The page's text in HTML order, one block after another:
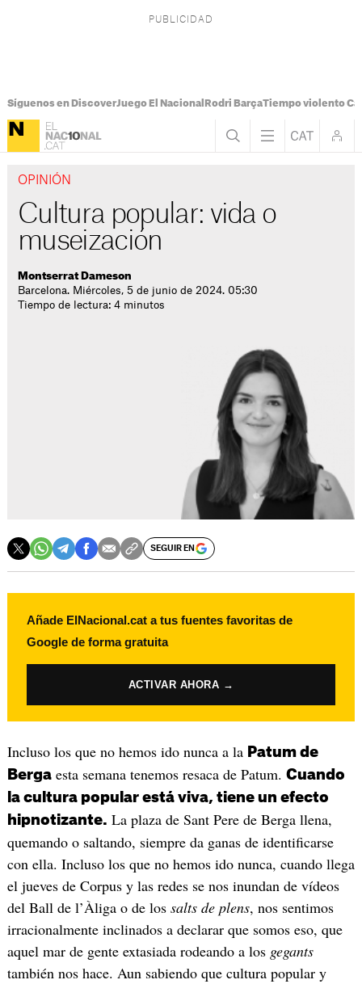
Síguenos en DiscoverJuego El Nacional Rodri BarçaTiempo violento
OPINIÓN
Cultura popular: vida o
museización
Montserrat Dameson
Barcelona. Miércoles, 5 de junio de 2024. 05:30
Tiempo de lectura: 4 minutos
SEGUIR EN
Añade ElNacional.cat a tus fuentes favoritas de
Google de forma gratuita
ACTIVAR AHORA →
Incluso los que no hemos ido nunca a la Patum de
Bergaesta semana tenemos resaca de Patum. Cuando
la cultura popular está viva, tiene un efecto
hipnotizante. La plaza de Sant Pere de Berga llena,
quemando o saltando, siempre da ganas de identificarse
con ella. Incluso los que no hemos ido nunca, cuando llega
el jueves de Corpus y las redes se nos inundan de vídeos
del Ball de l’Àliga o de los salts de plens, nos sentimos
irracionalmente inclinados a declarar que somos eso, que
aquel mar de gente extasiada rodeando a los gegants
también nos hace. Aun sabiendo que cultura popular y